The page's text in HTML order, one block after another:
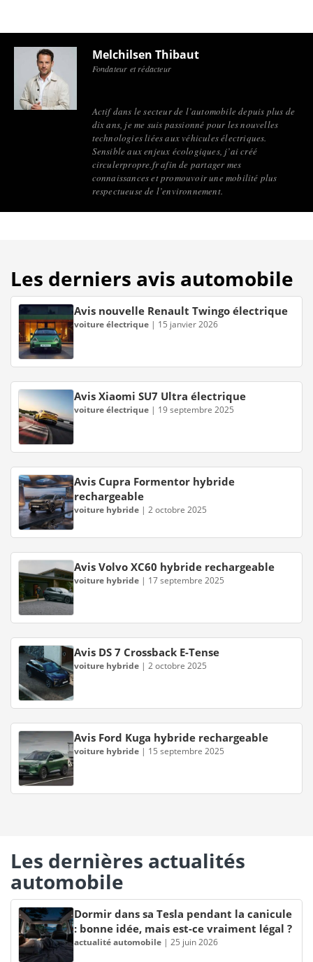
Melchilsen Thibaut
Fondateur et rédacteur
Actif dans le secteur de l’automobile depuis plus de
dix ans, je me suis passionné pour les nouvelles
technologies liées aux véhicules électriques.
Sensible aux enjeux écologiques, j’ai créé
circulerpropre.fr afin de partager mes
connaissances et promouvoir une mobilité plus
respectueuse de l’environnement.
Les derniers avis automobile
Avis nouvelle Renault Twingo électrique
voiture électrique | 15 janvier 2026
Avis Xiaomi SU7 Ultra électrique
voiture électrique | 19 septembre 2025
Avis Cupra Formentor hybride
rechargeable
voiture hybride | 2 octobre 2025
Avis Volvo XC60 hybride rechargeable
voiture hybride | 17 septembre 2025
Avis DS 7 Crossback E-Tense
voiture hybride | 2 octobre 2025
Avis Ford Kuga hybride rechargeable
voiture hybride | 15 septembre 2025
Les dernières actualités
automobile
Dormir dans sa Tesla pendant la canicule
: bonne idée, mais est-ce vraiment légal ?
actualité automobile | 25 juin 2026